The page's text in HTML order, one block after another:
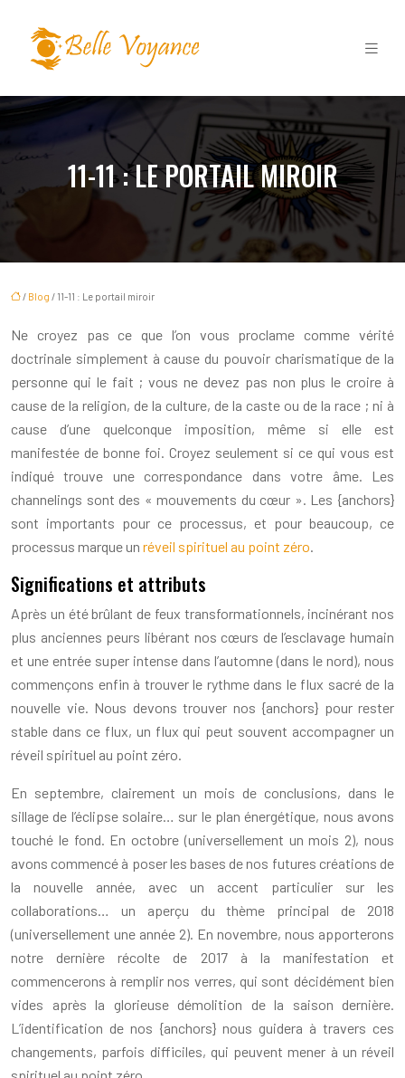
11-11 : LE PORTAIL MIROIR
/ Blog / 11-11 : Le portail miroir
Ne croyez pas ce que l’on vous proclame comme vérité
doctrinale simplement à cause du pouvoir charismatique de la
personne qui le fait ; vous ne devez pas non plus le croire à
cause de la religion, de la culture, de la caste ou de la race ; ni à
cause d’une quelconque imposition, même si elle est
manifestée de bonne foi. Croyez seulement si ce qui vous est
indiqué trouve une correspondance dans votre âme. Les
channelings sont des « mouvements du cœur ». Les {anchors}
sont importants pour ce processus, et pour beaucoup, ce
processus marque un réveil spirituel au point zéro.
Significations et attributs
Après un été brûlant de feux transformationnels, incinérant nos
plus anciennes peurs libérant nos cœurs de l’esclavage humain
et une entrée super intense dans l’automne (dans le nord), nous
commençons enfin à trouver le rythme dans le flux sacré de la
nouvelle vie. Nous devons trouver nos {anchors} pour rester
stable dans ce flux, un flux qui peut souvent accompagner un
réveil spirituel au point zéro.
En septembre, clairement un mois de conclusions, dans le
sillage de l’éclipse solaire… sur le plan énergétique, nous avons
touché le fond. En octobre (universellement un mois 2), nous
avons commencé à poser les bases de nos futures créations de
la nouvelle année, avec un accent particulier sur les
collaborations… un aperçu du thème principal de 2018
(universellement une année 2). En novembre, nous apporterons
notre dernière récolte de 2017 à la manifestation et
commencerons à remplir nos verres, qui sont décidément bien
vides après la glorieuse démolition de la saison dernière.
L’identification de nos {anchors} nous guidera à travers ces
changements, parfois difficiles, qui peuvent mener à un réveil